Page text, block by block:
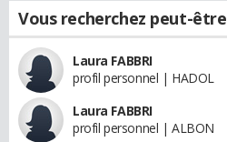
Vous recherchez peut-être
Laura FABBRI
profil personnel | HADOL
Laura FABBRI
profil personnel | ALBON